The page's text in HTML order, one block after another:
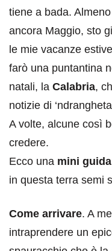
tiene a bada.
ancora Maggio, sto
le mie vacanze
farò una puntantina
natali, la Calabria,
notizie di
A volte, alcune così
credere.
Ecco una mini guida
in questa terra semi
Come arrivare. A
intraprendere un